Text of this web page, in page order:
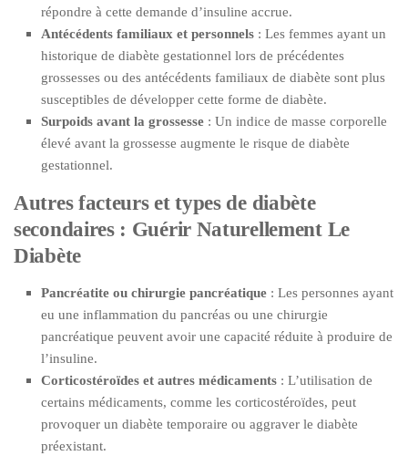
répondre à cette demande d’insuline accrue.
Antécédents familiaux et personnels : Les femmes ayant un
historique de diabète gestationnel lors de précédentes
grossesses ou des antécédents familiaux de diabète sont plus
susceptibles de développer cette forme de diabète.
Surpoids avant la grossesse : Un indice de masse corporelle
élevé avant la grossesse augmente le risque de diabète
gestationnel.
Autres facteurs et types de diabète
secondaires : Guérir Naturellement Le
Diabète
Pancréatite ou chirurgie pancréatique : Les personnes ayant
eu une inflammation du pancréas ou une chirurgie
pancréatique peuvent avoir une capacité réduite à produire de
l’insuline.
Corticostéroïdes et autres médicaments : L’utilisation de
certains médicaments, comme les corticostéroïdes, peut
provoquer un diabète temporaire ou aggraver le diabète
préexistant.